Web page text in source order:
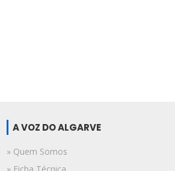
A VOZ DO ALGARVE
» Quem Somos